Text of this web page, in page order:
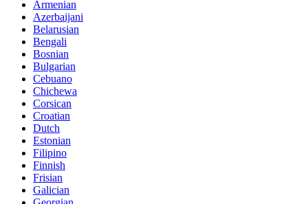
Armenian
Azerbaijani
Belarusian
Bengali
Bosnian
Bulgarian
Cebuano
Chichewa
Corsican
Croatian
Dutch
Estonian
Filipino
Finnish
Frisian
Galician